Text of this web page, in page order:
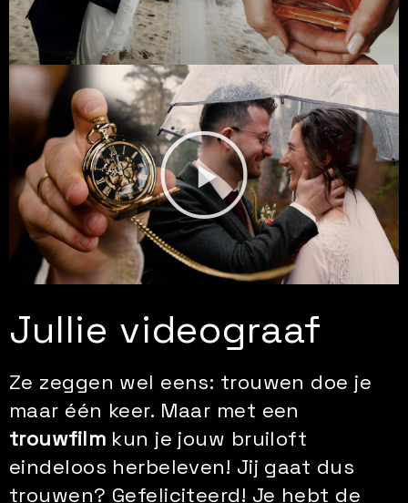
Jullie videograaf
Ze zeggen wel eens: trouwen doe je
maar één keer. Maar met een
trouwfilm kun je jouw bruiloft
eindeloos herbeleven! Jij gaat dus
trouwen? Gefeliciteerd! Je hebt de